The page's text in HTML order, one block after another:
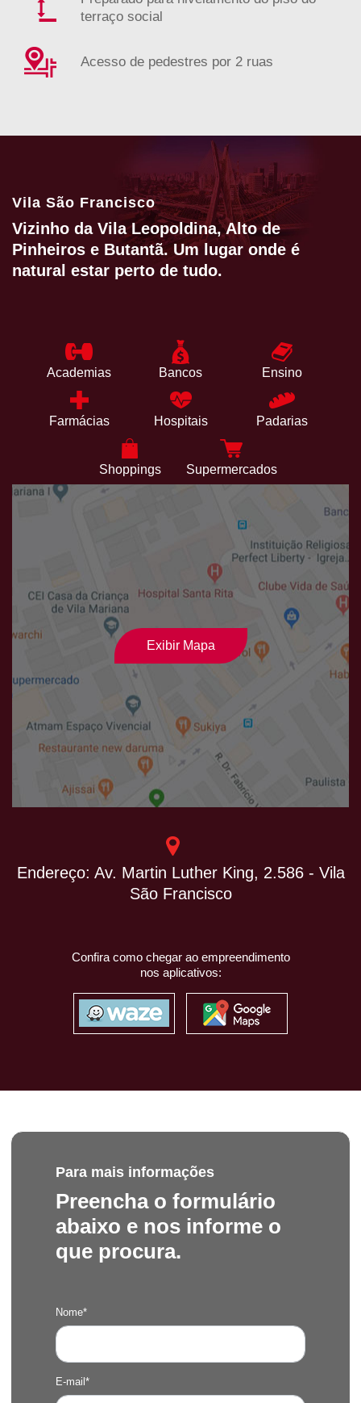
terraço social
Acesso de pedestres por 2 ruas
Vila São Francisco
Vizinho da Vila Leopoldina, Alto de
Pinheiros e Butantã. Um lugar onde é
natural estar perto de tudo.
Academias Bancos Ensino
Farmácias Hospitais Padarias
Shoppings Supermercados
Exibir Mapa
Endereço: Av. Martin Luther King, 2.586 - Vila
São Francisco
Confira como chegar ao empreendimento
nos aplicativos:
Para mais informações
Preencha o formulário
abaixo e nos informe o
que procura.
Nome*
E-mail*